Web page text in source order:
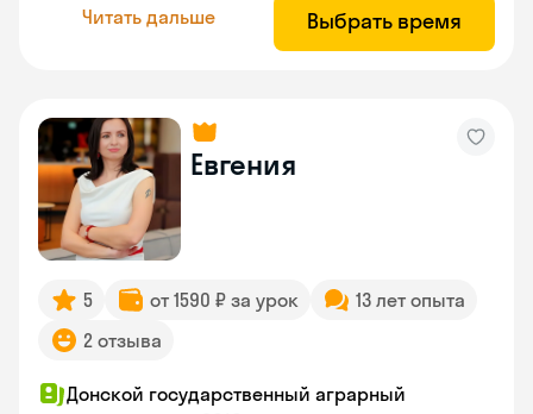
Читать дальше Выбрать время
Евгения
5 от 1590 ₽ за урок
13 лет опыта
2 отзыва
Донской государственный аграрный